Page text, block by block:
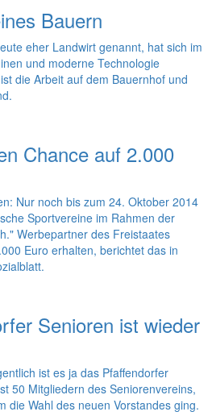
Bauern
eher Landwirt genannt, hat sich im
und moderne Technologie
die Arbeit auf dem Bauernhof und
Chance auf 2.000
Nur noch bis zum 24. Oktober 2014
Sportvereine im Rahmen der
Werbepartner des Freistaates
Euro erhalten, berichtet das in
Senioren ist wieder
ist es ja das Pfaffendorfer
50 Mitgliedern des Seniorenvereins,
die Wahl des neuen Vorstandes ging.